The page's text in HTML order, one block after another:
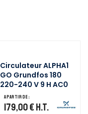
Circulateur ALPHA1
GO Grundfos 180
220-240 V 9 H AC0
A partir de :
179,00 € H.T.